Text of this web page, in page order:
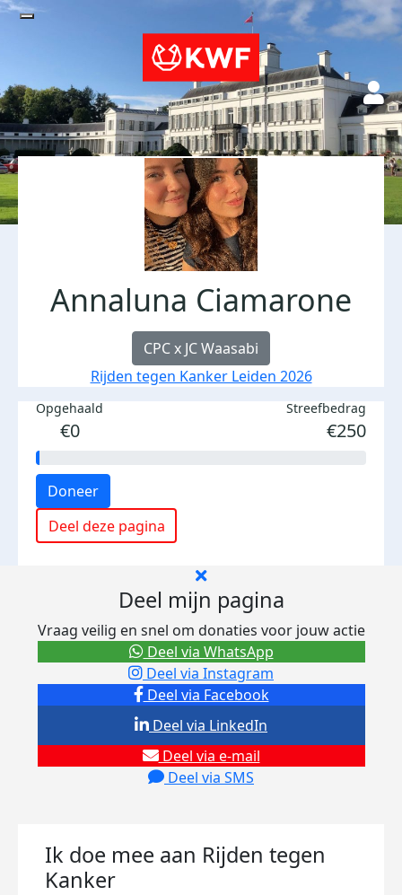
Annaluna Ciamarone
CPC x JC Waasabi
Rijden tegen Kanker Leiden 2026
Opgehaald
€0
Streefbedrag
€250
Doneer
Deel deze pagina
Deel mijn pagina
Vraag veilig en snel om donaties voor jouw actie
Deel via Facebook
Deel via Instagram
Deel via e-mail
Deel via SMS
Deel via LinkedIn
Deel via WhatsApp
Ik doe mee aan Rijden tegen
Kanker